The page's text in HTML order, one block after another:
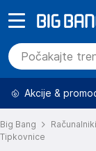
Akcije &
Big Bang
Tipkovnice